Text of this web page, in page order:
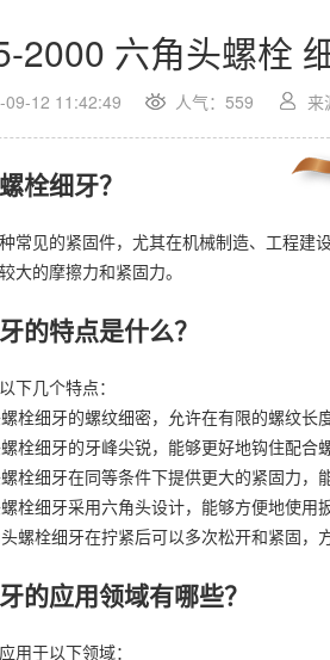
2000 六角头螺栓 细
09-12 11:42:49 人气： 559 来
栓细牙？
常见的紧固件，尤其在机械制造、工程建
大的摩擦力和紧固力。
的特点是什么？
下几个特点：
栓细牙的螺纹细密，允许在有限的螺纹长
栓细牙的牙峰尖锐，能够更好地钩住配合
栓细牙在同等条件下提供更大的紧固力，
栓细牙采用六角头设计，能够方便地使用
螺栓细牙在拧紧后可以多次松开和紧固，
的应用领域有哪些？
用于以下领域：